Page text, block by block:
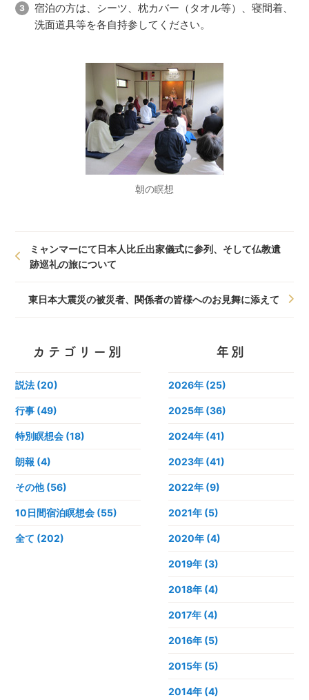
宿泊の方は、シーツ、枕カバー（タオル等）、寝間着、
洗面道具等を各自持参してください。
朝の瞑想
ミャンマーにて日本人比丘出家儀式に参列、そして仏教遺
跡巡礼の旅について
東日本大震災の被災者、関係者の皆様へのお見舞に添えて
カテゴリー別
説法 (20)
行事 (49)
特別瞑想会 (18)
朗報 (4)
その他 (56)
10日間宿泊瞑想会 (55)
全て (202)
年別
2026年 (25)
2025年 (36)
2024年 (41)
2023年 (41)
2022年 (9)
2021年 (5)
2020年 (4)
2019年 (3)
2018年 (4)
2017年 (4)
2016年 (5)
2015年 (5)
2014年 (4)